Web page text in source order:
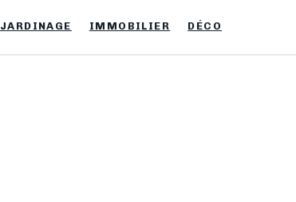
JARDINAGE IMMOBILIER DÉCO